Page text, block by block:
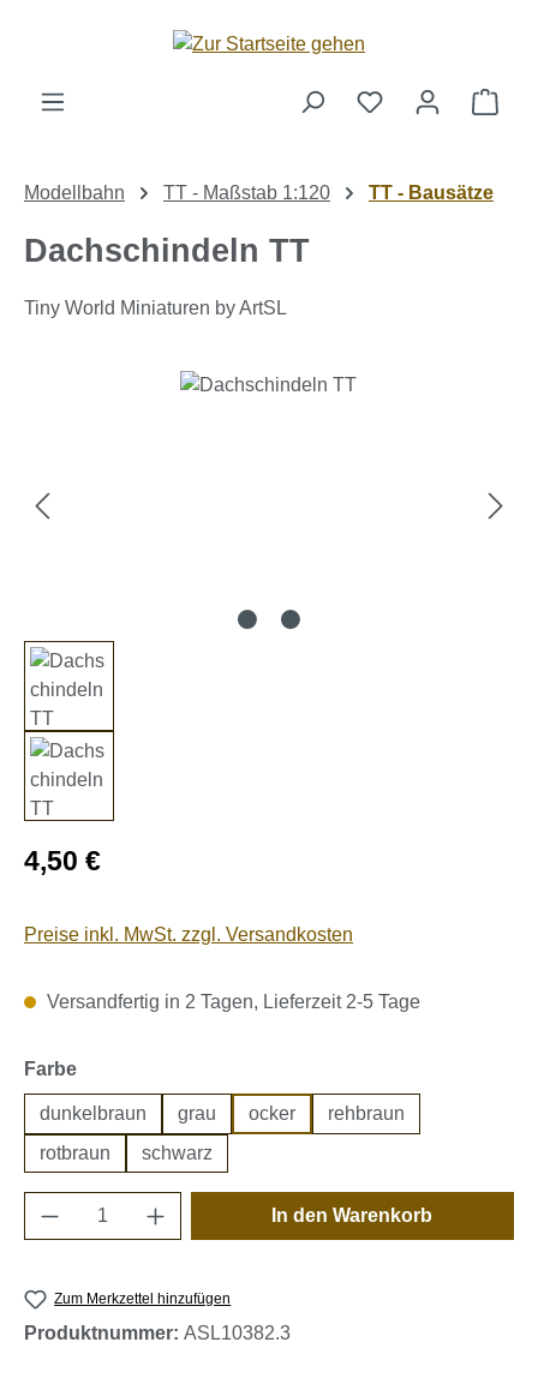
Zum Hauptinhalt springen
Modellbahn TT - Maßstab 1:120 TT - Bausätze
Dachschindeln TT
Tiny World Miniaturen by ArtSL
Bildergalerie überspringen
Regulärer Preis:
4,50 €
Preise inkl. MwSt. zzgl. Versandkosten
Versandfertig in 2 Tagen, Lieferzeit 2-5 Tage
Farbeauswählen
dunkelbraun grau ocker
rehbraun
rotbraun
schwarz
Produkt Anzahl: Gib den gewünschten
In den Warenkorb
Zum Merkzettel hinzufügen
Produktnummer: ASL10382.3